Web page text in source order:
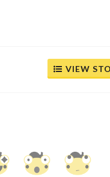
VIEW